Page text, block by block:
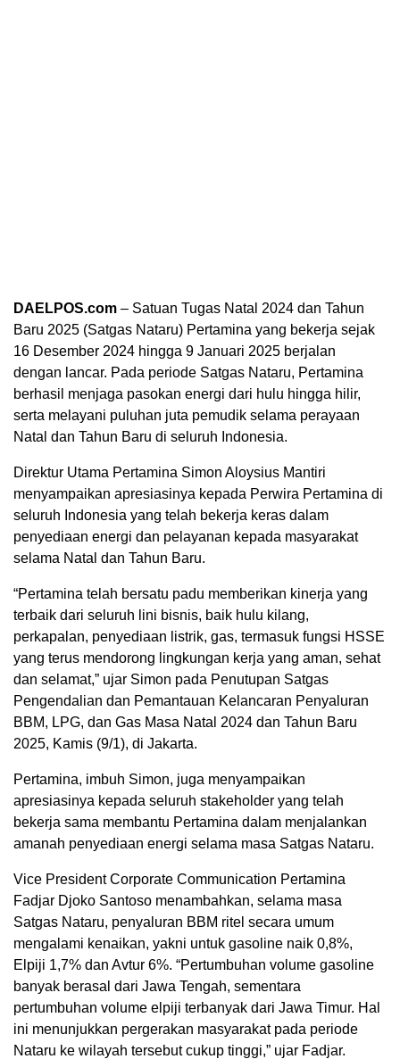
DAELPOS.com – Satuan Tugas Natal 2024 dan Tahun
Baru 2025 (Satgas Nataru) Pertamina yang bekerja sejak
16 Desember 2024 hingga 9 Januari 2025 berjalan
dengan lancar. Pada periode Satgas Nataru, Pertamina
berhasil menjaga pasokan energi dari hulu hingga hilir,
serta melayani puluhan juta pemudik selama perayaan
Natal dan Tahun Baru di seluruh Indonesia.
Direktur Utama Pertamina Simon Aloysius Mantiri
menyampaikan apresiasinya kepada Perwira Pertamina di
seluruh Indonesia yang telah bekerja keras dalam
penyediaan energi dan pelayanan kepada masyarakat
selama Natal dan Tahun Baru.
“Pertamina telah bersatu padu memberikan kinerja yang
terbaik dari seluruh lini bisnis, baik hulu kilang,
perkapalan, penyediaan listrik, gas, termasuk fungsi HSSE
yang terus mendorong lingkungan kerja yang aman, sehat
dan selamat,” ujar Simon pada Penutupan Satgas
Pengendalian dan Pemantauan Kelancaran Penyaluran
BBM, LPG, dan Gas Masa Natal 2024 dan Tahun Baru
2025, Kamis (9/1), di Jakarta.
Pertamina, imbuh Simon, juga menyampaikan
apresiasinya kepada seluruh stakeholder yang telah
bekerja sama membantu Pertamina dalam menjalankan
amanah penyediaan energi selama masa Satgas Nataru.
Vice President Corporate Communication Pertamina
Fadjar Djoko Santoso menambahkan, selama masa
Satgas Nataru, penyaluran BBM ritel secara umum
mengalami kenaikan, yakni untuk gasoline naik 0,8%,
Elpiji 1,7% dan Avtur 6%. “Pertumbuhan volume gasoline
banyak berasal dari Jawa Tengah, sementara
pertumbuhan volume elpiji terbanyak dari Jawa Timur. Hal
ini menunjukkan pergerakan masyarakat pada periode
Nataru ke wilayah tersebut cukup tinggi,” ujar Fadjar.